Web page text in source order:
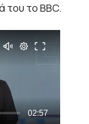
του το BBC.